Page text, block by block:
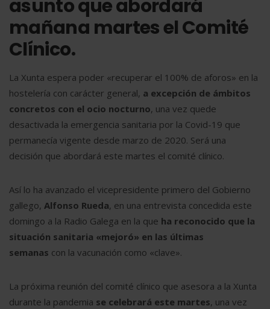
asunto que abordará
mañana martes el Comité
Clínico.
La Xunta espera poder «recuperar el 100% de aforos» en la
hostelería con carácter general, a excepción de ámbitos
concretos con el ocio nocturno, una vez quede
desactivada la emergencia sanitaria por la Covid-19 que
permanecía vigente desde marzo de 2020. Será una
decisión que abordará este martes el comité clínico.
Así lo ha avanzado el vicepresidente primero del Gobierno
gallego, Alfonso Rueda, en una entrevista concedida este
domingo a la Radio Galega en la que ha reconocido que la
situación sanitaria «mejoró» en las últimas
semanas con la vacunación como «clave».
La próxima reunión del comité clínico que asesora a la Xunta
durante la pandemia se celebrará este martes, una vez